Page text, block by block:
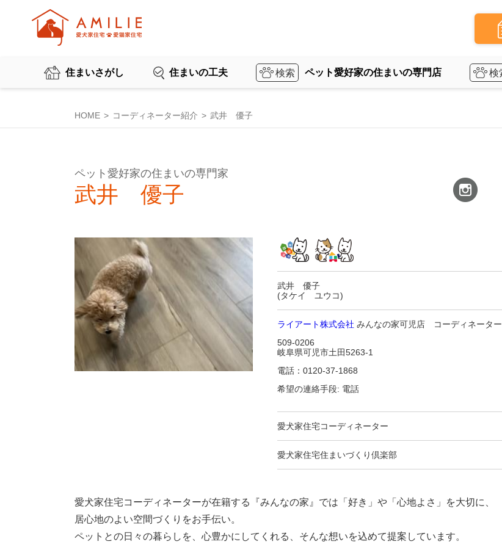
住まいさがし 住まいの工夫 ペット愛好家の住まいの専門店
HOME コーディネーター紹介 武井 優子
ペット愛好家の住まいの専門家
武井 優子
武井 優子
(タケイ ユウコ)
ライアート株式会社 みんなの家可児店 コーディネーター
509-0206
岐阜県可児市土田5263-1
電話：0120-37-1868
希望の連絡手段: 電話
愛犬家住宅コーディネーター
愛犬家住宅住まいづくり倶楽部
愛犬家住宅コーディネーターが在籍する『みんなの家』では「好き」や「心地よさ」を大切に、
居心地のよい空間づくりをお手伝い。
ペットとの日々の暮らしを、心豊かにしてくれる、そんな想いを込めて提案しています。